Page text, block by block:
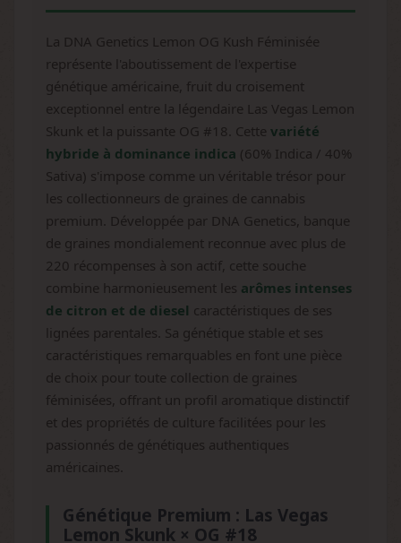
La DNA Genetics Lemon OG Kush Féminisée
représente l'aboutissement de l'expertise
génétique américaine, fruit du croisement
exceptionnel entre la légendaire Las Vegas Lemon
Skunk et la puissante OG #18. Cette variété
hybride à dominance indica (60% Indica / 40%
Sativa) s'impose comme un véritable trésor pour
les collectionneurs de graines de cannabis
premium. Développée par DNA Genetics, banque
de graines mondialement reconnue avec plus de
220 récompenses à son actif, cette souche
combine harmonieusement les arômes intenses
de citron et de diesel caractéristiques de ses
lignées parentales. Sa génétique stable et ses
caractéristiques remarquables en font une pièce
de choix pour toute collection de graines
féminisées, offrant un profil aromatique distinctif
et des propriétés de culture facilitées pour les
passionnés de génétiques authentiques
américaines.
Génétique Premium : Las Vegas
Lemon Skunk × OG #18